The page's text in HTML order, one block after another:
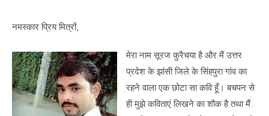
नमस्कार प्रिय मित्रों,
मेरा नाम सूरज कुरैचया है और मैं उत्तर
प्रदेश के झांसी जिले के सिंहपुरा गांव का
रहने वाला एक छोटा सा कवि हूँ। बचपन से
ही मुझे कविताएं लिखने का शौक है तथा मैं